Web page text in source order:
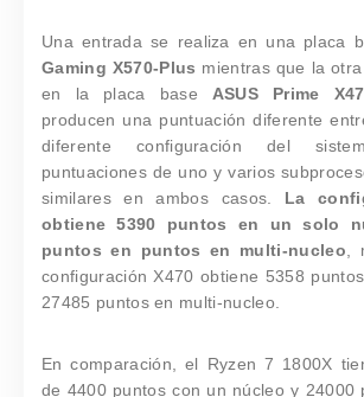
Una entrada se realiza en una placa
Gaming X570-Plus mientras que la
en la placa base ASUS Prime
producen una puntuación diferente
diferente configuración del
puntuaciones de uno y varios
similares en ambos casos. La
obtiene 5390 puntos en un solo
puntos en puntos en multi-nucleo ,
configuración X470 obtiene 5358
27485 puntos en multi-nucleo.
En comparación, el Ryzen 7 1800X
de 4400 puntos con un núcleo y 24000